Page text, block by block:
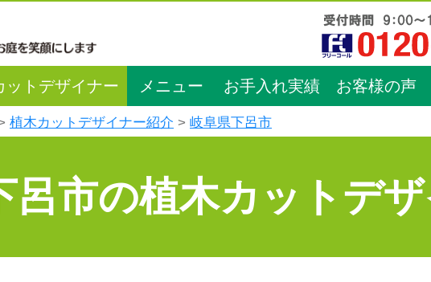
ットデザイナー メニュー お手入れ実績 お客様の声
植木カットデザイナー紹介 岐阜県下呂市
呂市の植木カットデ